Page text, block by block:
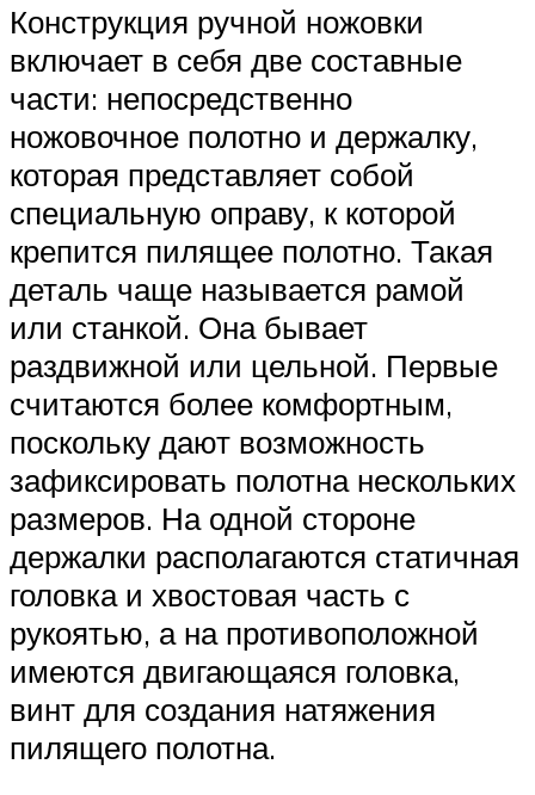
Конструкция ручной ножовки
включает в себя две составные
части: непосредственно
ножовочное полотно и держалку,
которая представляет собой
специальную оправу, к которой
крепится пилящее полотно. Такая
деталь чаще называется рамой
или станкой. Она бывает
раздвижной или цельной. Первые
считаются более комфортным,
поскольку дают возможность
зафиксировать полотна нескольких
размеров. На одной стороне
держалки располагаются статичная
головка и хвостовая часть с
рукоятью, а на противоположной
имеются двигающаяся головка,
винт для создания натяжения
пилящего полотна.